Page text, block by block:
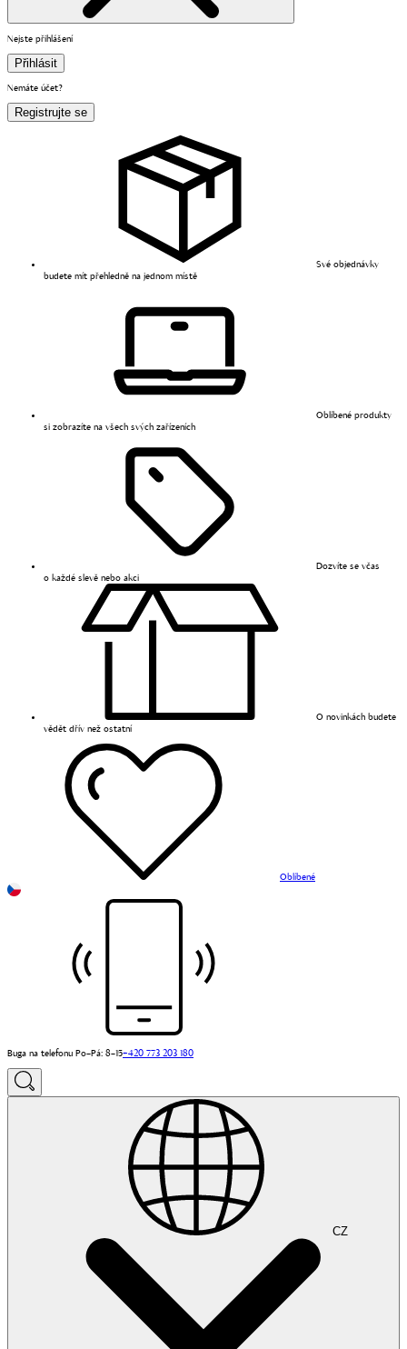
Nejste přihlášení
Přihlásit
Nemáte účet?
Registrujte se
Své objednávky
budete mít přehledně na jednom místě
Oblíbené produkty
si zobrazíte na všech svých zařízeních
Dozvíte se včas
o každé slevě nebo akci
O novinkách budete
vědět dřív než ostatní
Oblíbené
Buga na telefonu Po–Pá: 8–15+420 773 203 180
CZ